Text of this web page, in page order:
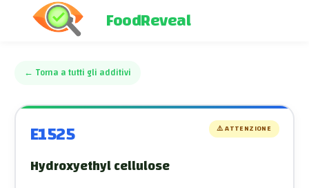
FoodReveal
← Torna a tutti gli additivi
E1525 ⚠️ATTENZIONE
Hydroxyethyl cellulose